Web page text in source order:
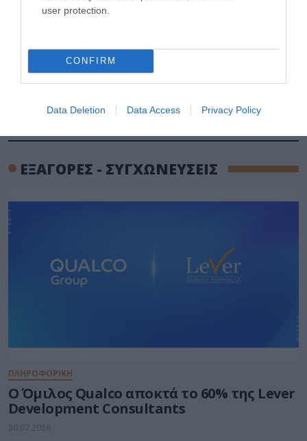
user protection.
CONFIRM
Data Deletion Data Access Privacy Policy
ΕΞΑΓΟΡΕΣ - ΣΥΓΧΩΝΕΥΣΕΙΣ
ΠΛΗΡΟΦΟΡΙΚΗ
Ο Όμιλος Qualco αποκτά το 60% της Lever
Development Consultants
30.07.2026